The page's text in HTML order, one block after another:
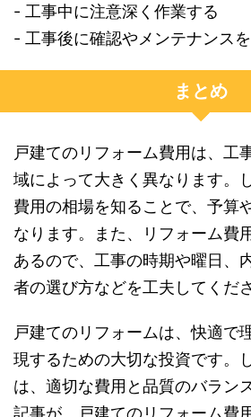
- 工事中に注意深く作業する
- 工事後に確認やメンテナンス
まとめ
戸建てのリフォーム費用は、工
域によって大きく異なります。
費用の相場を知ることで、予算
なります。また、リフォーム費
あるので、工事の時期や曜日、
者の選び方などを工夫してくださ
戸建てのリフォームは、快適で
現するための大切な投資です。
は、適切な費用と品質のバラン
記事が、戸建てのリフォーム費